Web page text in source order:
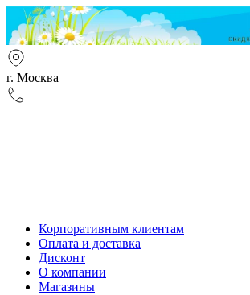
г. Москва
Корпоративным клиентам
Оплата и доставка
Дисконт
О компании
Магазины